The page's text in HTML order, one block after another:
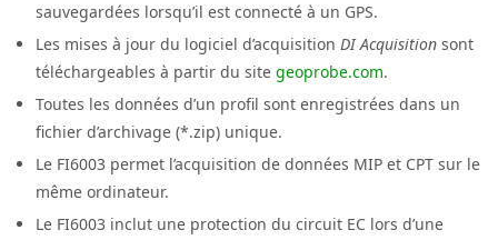
sauvegardées lorsqu’il est connecté à un GPS.
Les mises à jour du logiciel d’acquisitionDI Acquisition sont
téléchargeables à partir du sitegeoprobe.com.
Toutes les données d’un profil sont enregistrées dans un
fichier d’archivage (*.zip) unique.
Le FI6003 permet l’acquisition de données MIP et CPT sur le
même ordinateur.
Le FI6003 inclut une protection du circuit EC lors d’une